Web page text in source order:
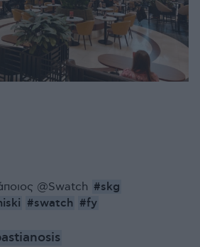
@Swatch #skg
#swatch #fy